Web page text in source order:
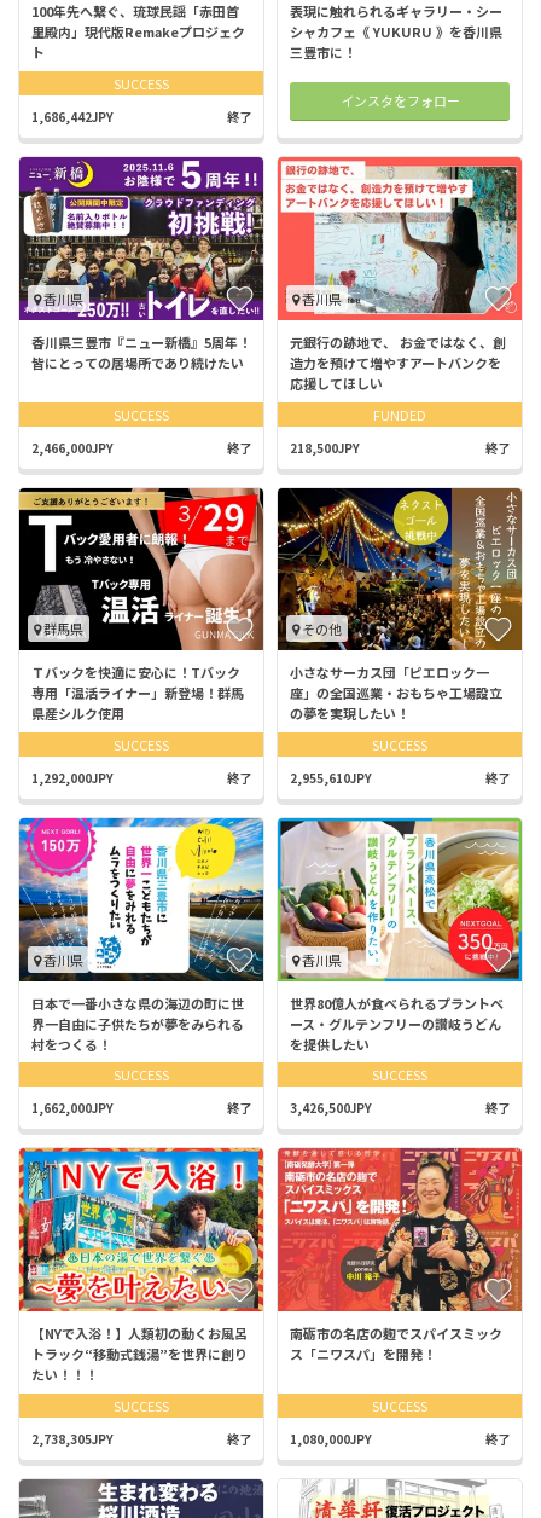
100年先へ繋ぐ、琉球民謡「赤田首
里殿内」現代版Remakeプロジェク
ト
SUCCESS
1,686,442JPY 終了
表現に触れられるギャラリー・シー
シャカフェ《 YUKURU 》を香川県
三豊市に！
インスタをフォロー
香川県
香川県三豊市『ニュー新橋』5周年！
皆にとっての居場所であり続けたい
SUCCESS
2,466,000JPY 終了
香川県
元銀行の跡地で、 お金ではなく、創
造力を預けて増やすアートバンクを
応援してほしい
FUNDED
218,500JPY 終了
群馬県
Ｔバックを快適に安心に！Tバック
専用「温活ライナー」新登場！群馬
県産シルク使用
SUCCESS
1,292,000JPY 終了
その他
小さなサーカス団「ピエロック一
座」の全国巡業・おもちゃ工場設立
の夢を実現したい！
SUCCESS
2,955,610JPY 終了
香川県
日本で一番小さな県の海辺の町に世
界一自由に子供たちが夢をみられる
村をつくる！
SUCCESS
1,662,000JPY 終了
香川県
世界80億人が食べられるプラントベ
ース・グルテンフリーの讃岐うどん
を提供したい
SUCCESS
3,426,500JPY 終了
【NYで入浴！】人類初の動くお風呂
トラック“移動式銭湯”を世界に創り
たい！！！
SUCCESS
2,738,305JPY 終了
南砺市の名店の麹でスパイスミック
ス「ニワスパ」を開発！
SUCCESS
1,080,000JPY 終了